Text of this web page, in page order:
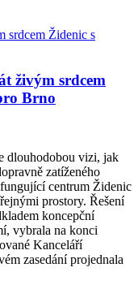
živým srdcem
Brno
dlouhodobou vizi, jak
zatíženého
centrum Židenic
prostory. Řešení
koncepční
vybrala na konci
Kanceláří
zasedání projednala